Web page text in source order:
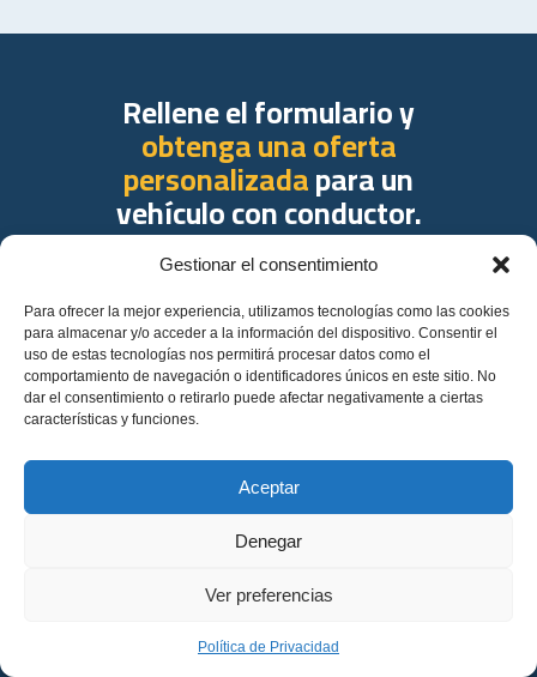
Gestionar el consentimiento
Para ofrecer la mejor experiencia, utilizamos tecnologías como las cookies
para almacenar y/o acceder a la información del dispositivo. Consentir el
uso de estas tecnologías nos permitirá procesar datos como el
comportamiento de navegación o identificadores únicos en este sitio. No
dar el consentimiento o retirarlo puede afectar negativamente a ciertas
características y funciones.
Aceptar
Denegar
Ver preferencias
Política de Privacidad
¡Tomará menos de un minuto!
Nombre completo
Tu correo electrónico
Rellene el formulario y
obtenga una oferta
personalizadapara un
vehículo con conductor.
desde cualquier lugar.